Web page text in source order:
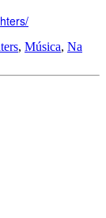
, Música, Na